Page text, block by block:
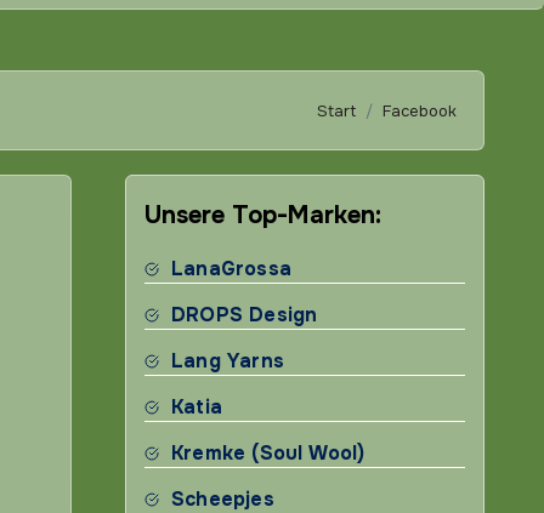
Start Facebook
Unsere Top-Marken:
LanaGrossa
DROPS Design
Lang Yarns
Katia
Kremke (Soul Wool)
Scheepjes